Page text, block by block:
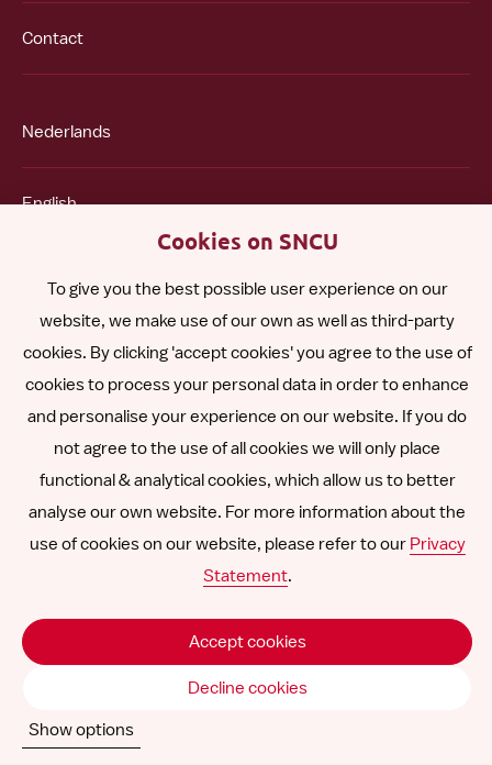
Contact
Nederlands
English
Polski
Other languages
Follow
InstagramYouTubeVimeo
SNCU ©2026
Cookies on SNCU
To give you the best possible user experience on our
website, we make use of our own as well as third-party
cookies. By clicking 'accept cookies' you agree to the use of
cookies to process your personal data in order to enhance
and personalise your experience on our website. If you do
not agree to the use of all cookies we will only place
functional & analytical cookies, which allow us to better
analyse our own website. For more information about the
use of cookies on our website, please refer to our Privacy
Statement.
Accept cookies
Decline cookies
Show options